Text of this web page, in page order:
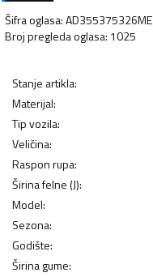
Šifra oglasa:AD355375326ME
Broj pregleda oglasa: 1025
Stanje artikla:
Materijal:
Tip vozila:
Veličina:
Raspon rupa:
Širina felne (J):
Model:
Sezona:
Godište:
Širina gume: